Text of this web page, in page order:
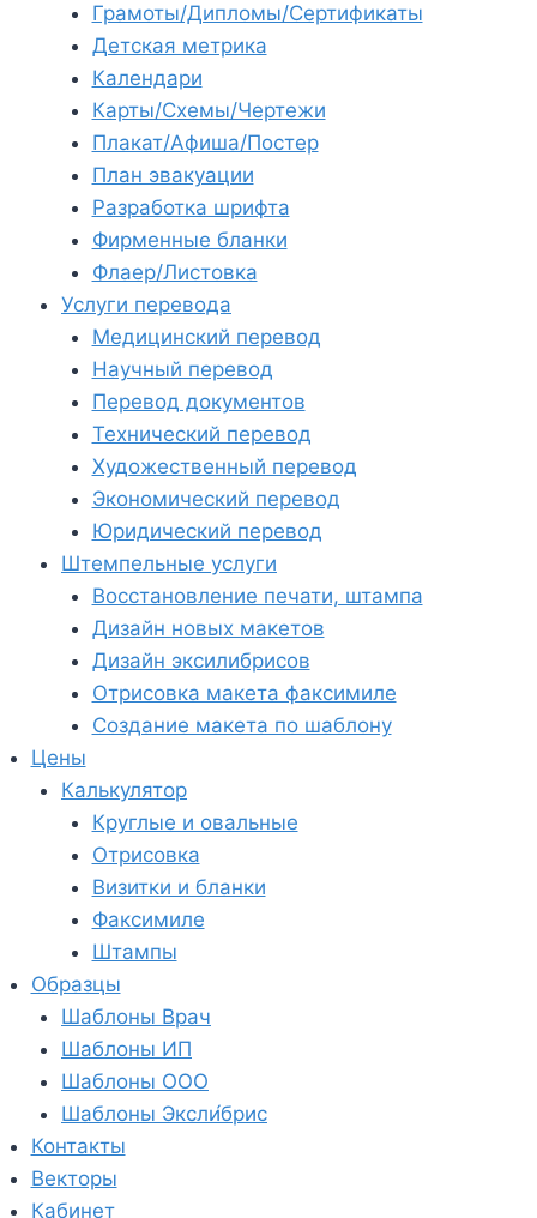
Грамоты/Дипломы/Сертификаты
Детская метрика
Календари
Карты/Схемы/Чертежи
Плакат/Афиша/Постер
План эвакуации
Разработка шрифта
Фирменные бланки
Флаер/Листовка
Услуги перевода
Медицинский перевод
Научный перевод
Перевод документов
Технический перевод
Художественный перевод
Экономический перевод
Юридический перевод
Штемпельные услуги
Восстановление печати, штампа
Дизайн новых макетов
Дизайн эксилибрисов
Отрисовка макета факсимиле
Создание макета по шаблону
Цены
Калькулятор
Круглые и овальные
Отрисовка
Визитки и бланки
Факсимиле
Штампы
Образцы
Шаблоны Врач
Шаблоны ИП
Шаблоны ООО
Шаблоны Эксли́брис
Контакты
Векторы
Кабинет